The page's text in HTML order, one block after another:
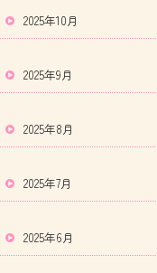
2025年10月
2025年9月
2025年8月
2025年7月
2025年6月